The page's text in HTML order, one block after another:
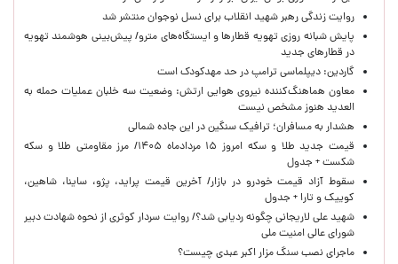
روایت زندگی رهبر شهید انقلاب برای نسل نوجوان منتشر شد
پایش شبانه روزی تهویه قطارها و ایستگاه‌های مترو/ پیش‌بینی هوشمند تهویه
در قطارهای جدید
گاردین: دیپلماسی ترامپ در حد مهدکودک است
معاون هماهنگ‌کننده نیروی هوایی ارتش: وضعیت سه خلبان عملیات حمله به
العدید هنوز مشخص نیست
هشدار به مسافران؛ ترافیک سنگین در این جاده شمالی
قیمت جدید طلا و سکه امروز ۱۵ مردادماه ۱۴۰۵/ مرز مقاومتی طلا و سکه
شکست + جدول
سقوط آزاد قیمت خودرو در بازار/ آخرین قیمت پراید، پژو، ساینا، شاهین،
کوییک و تارا + جدول
شهید علی لاریجانی چگونه ردیابی شد؟/ روایت سردار کوثری از نحوه شهادت دبیر
شورای عالی امنیت ملی
ماجرای نصب سنگ مزار اکبر عبدی چیست؟